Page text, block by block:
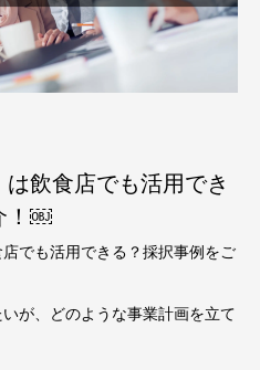
は飲食店でも活用でき
！￼
店でも活用できる？採択事例をご
が、どのような事業計画を立て